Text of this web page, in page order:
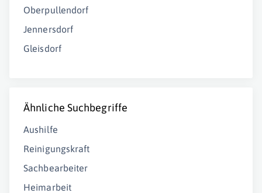
Oberpullendorf
Jennersdorf
Gleisdorf
Ähnliche Suchbegriffe
Aushilfe
Reinigungskraft
Sachbearbeiter
Heimarbeit